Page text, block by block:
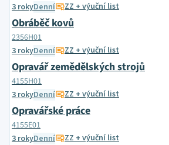
3 rokyDenní ZZ + výuční list
Obráběč kovů
2356H01
3 rokyDenní ZZ + výuční list
Opravář zemědělských strojů
4155H01
3 rokyDenní ZZ + výuční list
Opravářské práce
4155E01
3 rokyDenní ZZ + výuční list